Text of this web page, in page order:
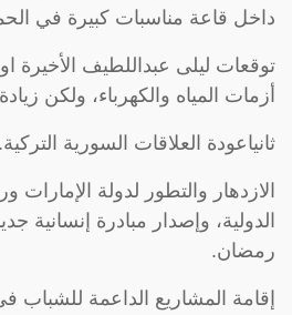
داخل قاعة مناسبات كبيرة في
توقعات ليلى عبداللطيف الأخيرة
أزمات المياه والكهرباء، ولكن
ثانياعودة العلاقات السورية التركية.
الازدهار والتطور لدولة الإمارات
الدولية، وإصدار مبادرة إنسانية
رمضان.
إقامة المشاريع الداعمة للشباب